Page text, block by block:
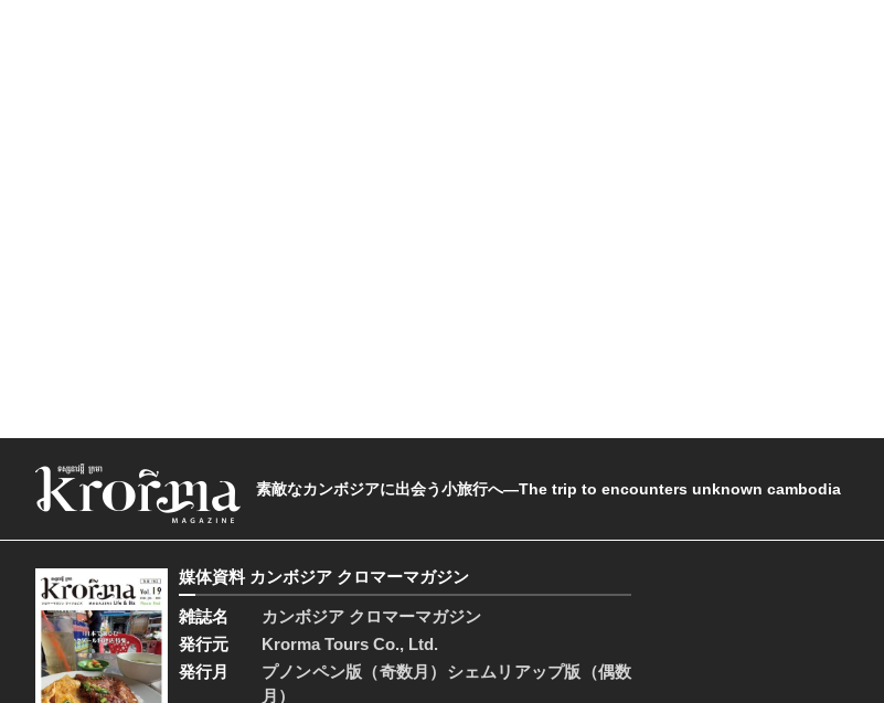
素敵なカンボジアに出会う小旅行へ―The trip to encounters unknown cambodia
媒体資料 カンボジア クロマーマガジン
雑誌名
カンボジア クロマーマガジン
発行元
Krorma Tours Co., Ltd.
発行月
プノンペン版（奇数月）シェムリアップ版（偶数
月）